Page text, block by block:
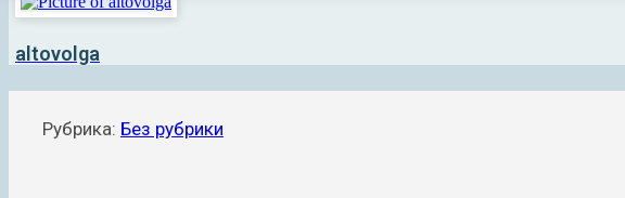
altovolga
Рубрика: Без рубрики